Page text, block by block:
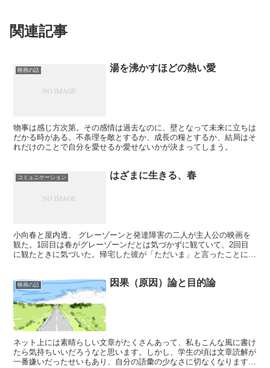
関連記事
映画の話 湯を沸かすほどの熱い愛
物事は感じ方次第。その感情は過去なのに、壁となって未来に立ちは
だかる時がある。不条理を敵とするか、成長の糧とするか、結局はそ
れだけのことで自分を愛せるか愛せないかが決まってしまう。
コミュニケーション はざまに生きる、春
小向春と屋内透。 グレーゾーンと発達障害の二人が主人公の映画を
観た。1回目は春がグレーゾーンだとは気づかずに観ていて、2回目
に観たときに気づいた。帰宅した彼が「ただいま」と言ったことにも
映画の話 因果（原因）論と目的論
ネット上には素晴らしい文章がたくさんあって、私もこんな風に書け
たら気持ちいいだろうなと思います。しかし、学生の頃は文章読解が
一番嫌いだったせいもあり、自分の語彙の少なさに切なくなります。